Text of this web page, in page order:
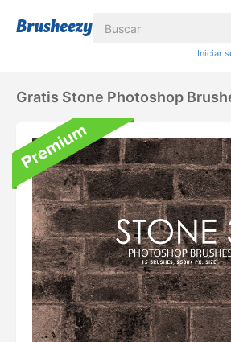
Iniciar
Gratis Stone Photoshop